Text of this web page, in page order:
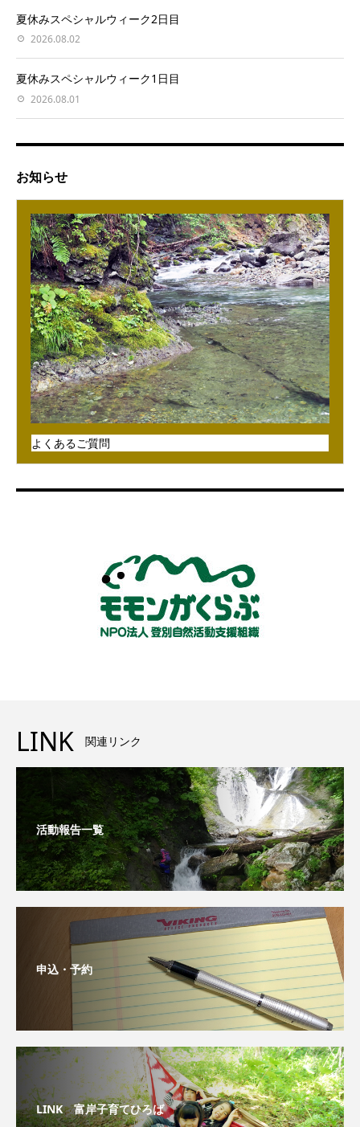
夏休みスペシャルウィーク2日目
2026.08.02
夏休みスペシャルウィーク1日目
2026.08.01
お知らせ
よくあるご質問
LINK 関連リンク
活動報告一覧
申込・予約
LINK 富岸子育てひろば